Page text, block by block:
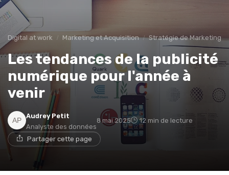
Digital at work Marketing et Acquisition Stratégie de Marketing
Les tendances de la publicité
numérique pour l'année à
venir
Audrey Petit
Analyste des données
8 mai 2025 12 min de lecture
Partager cette page